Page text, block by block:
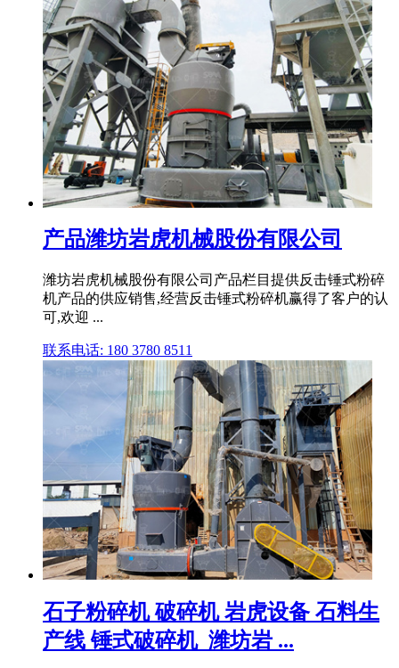
产品潍坊岩虎机械股份有限公司
潍坊岩虎机械股份有限公司产品栏目提供反击锤式粉碎
机产品的供应销售,经营反击锤式粉碎机赢得了客户的认
可,欢迎 ...
联系电话: 180 3780 8511
石子粉碎机 破碎机 岩虎设备 石料生
产线 锤式破碎机_潍坊岩 ...